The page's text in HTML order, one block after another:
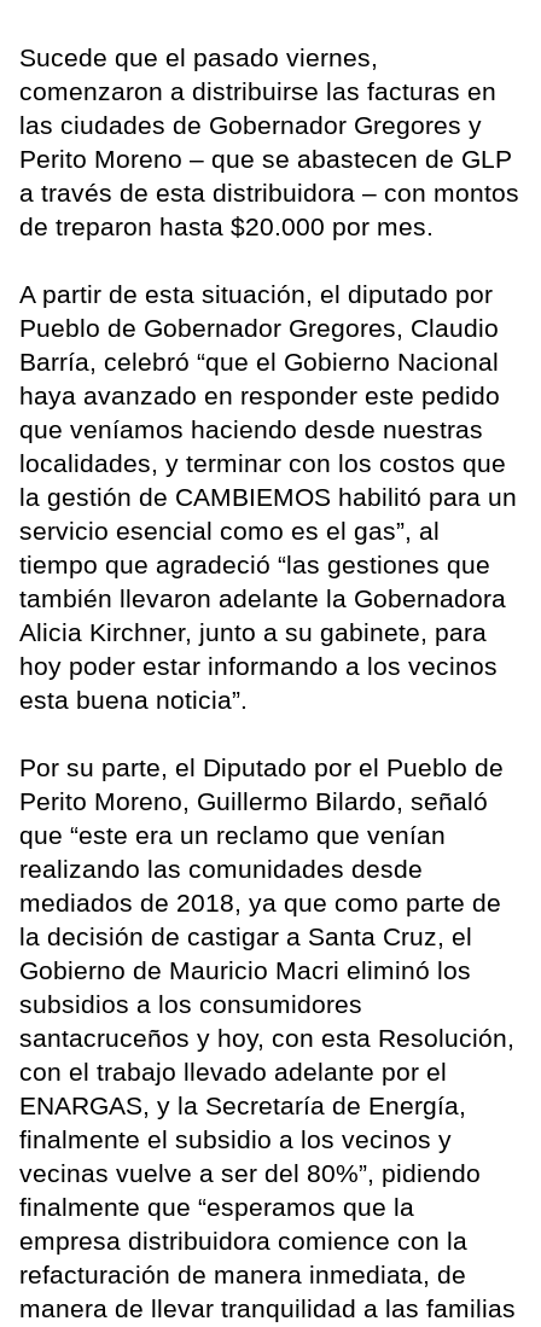
Sucede que el pasado viernes,
comenzaron a distribuirse las facturas en
las ciudades de Gobernador Gregores y
Perito Moreno – que se abastecen de GLP
a través de esta distribuidora – con montos
de treparon hasta $20.000 por mes.
A partir de esta situación, el diputado por
Pueblo de Gobernador Gregores, Claudio
Barría, celebró “que el Gobierno Nacional
haya avanzado en responder este pedido
que veníamos haciendo desde nuestras
localidades, y terminar con los costos que
la gestión de CAMBIEMOS habilitó para un
servicio esencial como es el gas”, al
tiempo que agradeció “las gestiones que
también llevaron adelante la Gobernadora
Alicia Kirchner, junto a su gabinete, para
hoy poder estar informando a los vecinos
esta buena noticia”.
Por su parte, el Diputado por el Pueblo de
Perito Moreno, Guillermo Bilardo, señaló
que “este era un reclamo que venían
realizando las comunidades desde
mediados de 2018, ya que como parte de
la decisión de castigar a Santa Cruz, el
Gobierno de Mauricio Macri eliminó los
subsidios a los consumidores
santacruceños y hoy, con esta Resolución,
con el trabajo llevado adelante por el
ENARGAS, y la Secretaría de Energía,
finalmente el subsidio a los vecinos y
vecinas vuelve a ser del 80%”, pidiendo
finalmente que “esperamos que la
empresa distribuidora comience con la
refacturación de manera inmediata, de
manera de llevar tranquilidad a las familias